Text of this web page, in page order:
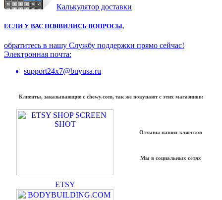
Калькулятор доставки
ЕСЛИ У ВАС ПОЯВИЛИСЬ ВОПРОСЫ,
обратитесь в нашу Службу поддержки прямо сейчас!
Электронная почта:
support24x7@buyusa.ru
Клиенты, заказывающие с chewy.com, так же покупают с этих магазинов:
ETSY
Отзывы наших клиентов
Мы в социальных сетях